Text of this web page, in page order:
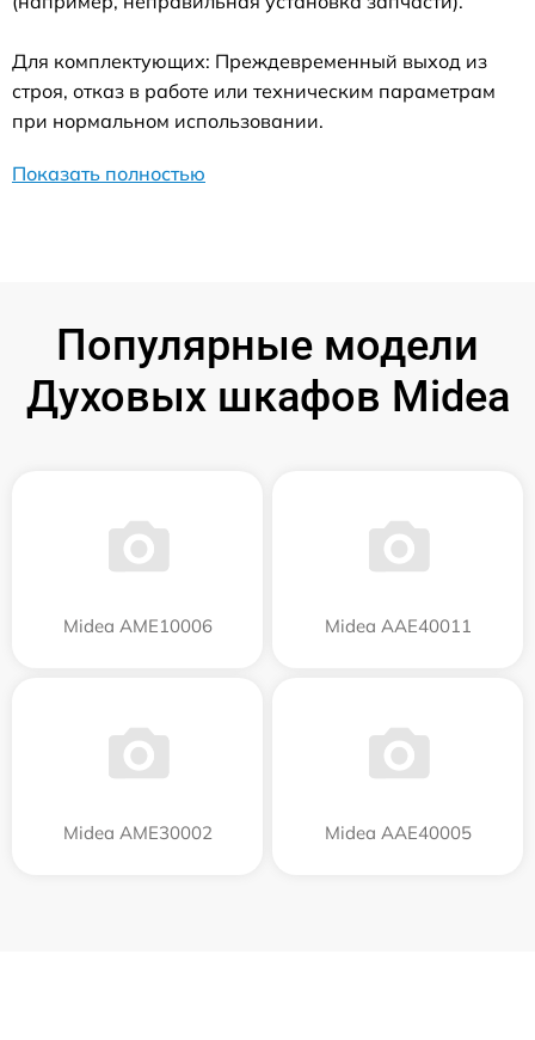
Для комплектующих: Преждевременный выход из
строя, отказ в работе или техническим параметрам
при нормальном использовании.
Показать полностью
Популярные модели
Духовых шкафов Midea
Midea AME10006 Midea AAE40011
Midea AME30002 Midea AAE40005